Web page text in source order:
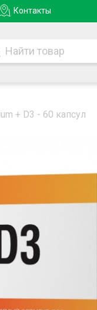
Контакты
+ D3 - 60 капсул